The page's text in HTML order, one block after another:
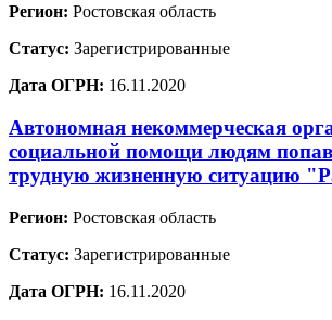
Регион: Ростовская область
Статус: Зарегистрированные
Дата ОГРН: 16.11.2020
Автономная некоммерческая
социальной помощи людям
трудную жизненную ситуацию
Регион: Ростовская область
Статус: Зарегистрированные
Дата ОГРН: 16.11.2020